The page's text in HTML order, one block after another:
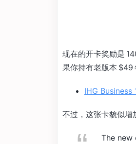
现在的开卡奖励是
果你持有老版本 $49
IHG Business
不过，这张卡貌似增
The new